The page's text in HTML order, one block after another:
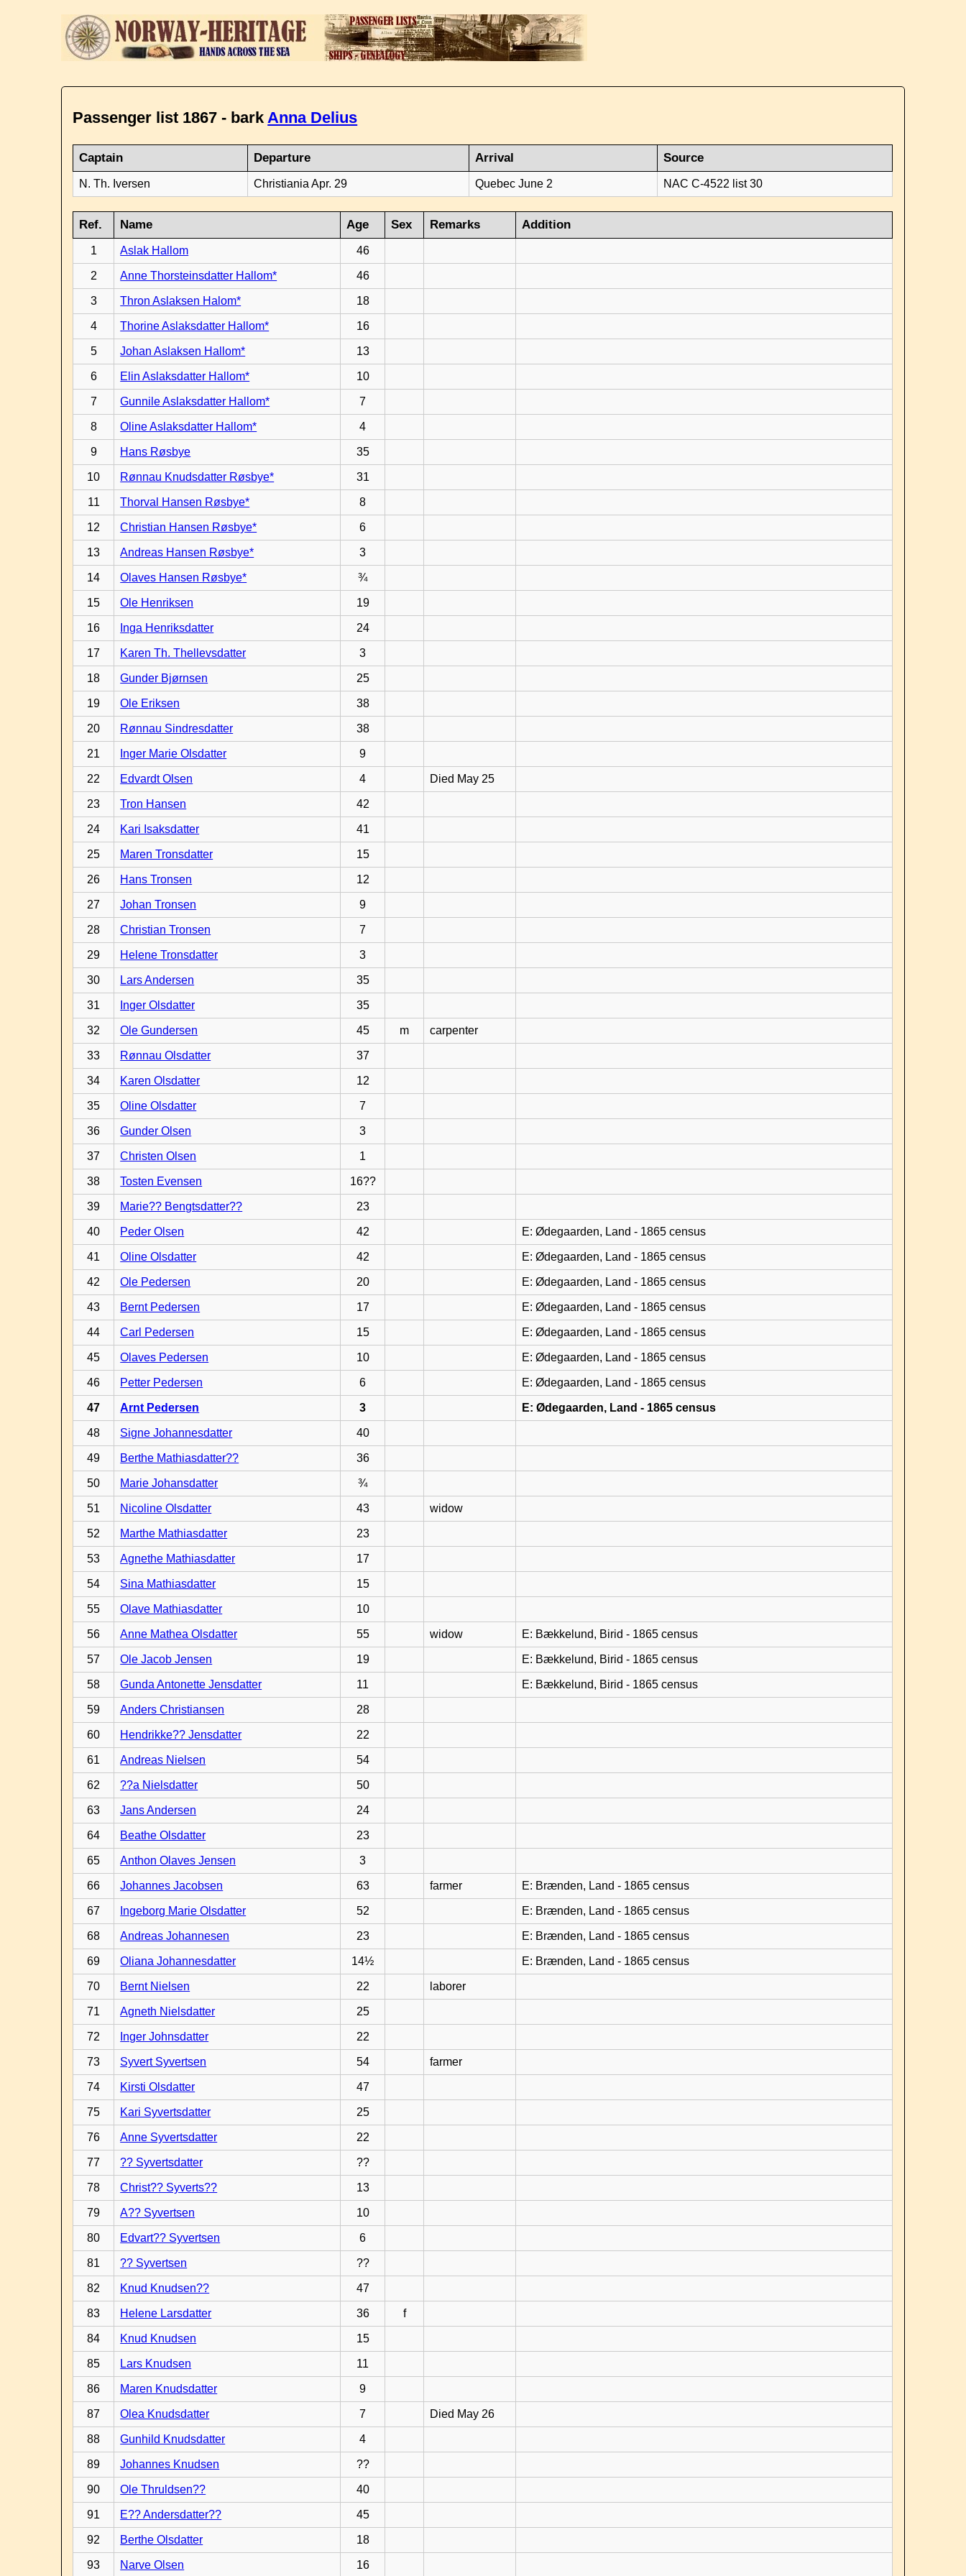
Passenger list 1867 - barkAnna Delius
Captain Departure Arrival Source
N. Th. Iversen Christiania Apr. 29 Quebec June 2 NAC C-4522 list 30
Ref. Name Age Sex Remarks Addition
1 Aslak Hallom 46
2 Anne Thorsteinsdatter Hallom* 46
3 Thron Aslaksen Halom* 18
4 Thorine Aslaksdatter Hallom* 16
5 Johan Aslaksen Hallom* 13
6 Elin Aslaksdatter Hallom* 10
7 Gunnile Aslaksdatter Hallom* 7
8 Oline Aslaksdatter Hallom* 4
9 Hans Røsbye 35
10 Rønnau Knudsdatter Røsbye* 31
11 Thorval Hansen Røsbye* 8
12 Christian Hansen Røsbye* 6
13 Andreas Hansen Røsbye* 3
14 Olaves Hansen Røsbye* ¾
15 Ole Henriksen 19
16 Inga Henriksdatter 24
17 Karen Th. Thellevsdatter 3
18 Gunder Bjørnsen 25
19 Ole Eriksen 38
20 Rønnau Sindresdatter 38
21 Inger Marie Olsdatter 9
22 Edvardt Olsen 4 Died May 25
23 Tron Hansen 42
24 Kari Isaksdatter 41
25 Maren Tronsdatter 15
26 Hans Tronsen 12
27 Johan Tronsen 9
28 Christian Tronsen 7
29 Helene Tronsdatter 3
30 Lars Andersen 35
31 Inger Olsdatter 35
32 Ole Gundersen 45 m carpenter
33 Rønnau Olsdatter 37
34 Karen Olsdatter 12
35 Oline Olsdatter 7
36 Gunder Olsen 3
37 Christen Olsen 1
38 Tosten Evensen 16??
39 Marie?? Bengtsdatter?? 23
40 Peder Olsen 42 E: Ødegaarden, Land - 1865 census
41 Oline Olsdatter 42 E: Ødegaarden, Land - 1865 census
42 Ole Pedersen 20 E: Ødegaarden, Land - 1865 census
43 Bernt Pedersen 17 E: Ødegaarden, Land - 1865 census
44 Carl Pedersen 15 E: Ødegaarden, Land - 1865 census
45 Olaves Pedersen 10 E: Ødegaarden, Land - 1865 census
46 Petter Pedersen 6 E: Ødegaarden, Land - 1865 census
47 Arnt Pedersen 3 E: Ødegaarden, Land - 1865 census
48 Signe Johannesdatter 40
49 Berthe Mathiasdatter?? 36
50 Marie Johansdatter ¾
51 Nicoline Olsdatter 43 widow
52 Marthe Mathiasdatter 23
53 Agnethe Mathiasdatter 17
54 Sina Mathiasdatter 15
55 Olave Mathiasdatter 10
56 Anne Mathea Olsdatter 55 widow E: Bækkelund, Birid - 1865 census
57 Ole Jacob Jensen 19 E: Bækkelund, Birid - 1865 census
58 Gunda Antonette Jensdatter 11 E: Bækkelund, Birid - 1865 census
59 Anders Christiansen 28
60 Hendrikke?? Jensdatter 22
61 Andreas Nielsen 54
62 ??a Nielsdatter 50
63 Jans Andersen 24
64 Beathe Olsdatter 23
65 Anthon Olaves Jensen 3
66 Johannes Jacobsen 63 farmer E: Brænden, Land - 1865 census
67 Ingeborg Marie Olsdatter 52 E: Brænden, Land - 1865 census
68 Andreas Johannesen 23 E: Brænden, Land - 1865 census
69 Oliana Johannesdatter 14½ E: Brænden, Land - 1865 census
70 Bernt Nielsen 22 laborer
71 Agneth Nielsdatter 25
72 Inger Johnsdatter 22
73 Syvert Syvertsen 54 farmer
74 Kirsti Olsdatter 47
75 Kari Syvertsdatter 25
76 Anne Syvertsdatter 22
77 ?? Syvertsdatter ??
78 Christ?? Syverts?? 13
79 A?? Syvertsen 10
80 Edvart?? Syvertsen 6
81 ?? Syvertsen ??
82 Knud Knudsen?? 47
83 Helene Larsdatter 36 f
84 Knud Knudsen 15
85 Lars Knudsen 11
86 Maren Knudsdatter 9
87 Olea Knudsdatter 7 Died May 26
88 Gunhild Knudsdatter 4
89 Johannes Knudsen ??
90 Ole Thruldsen?? 40
91 E?? Andersdatter?? 45
92 Berthe Olsdatter 18
93 Narve Olsen 16